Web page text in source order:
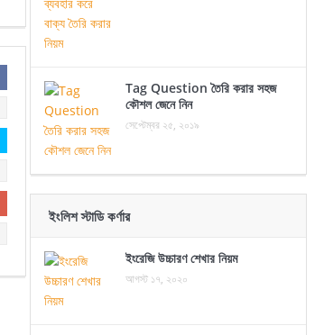
Tag Question তৈরি করার সহজ
কৌশল জেনে নিন
সেপ্টেম্বর ২৫, ২০১৯
ইংলিশ স্টাডি কর্ণার
ইংরেজি উচ্চারণ শেখার নিয়ম
আগস্ট ১৭, ২০২০